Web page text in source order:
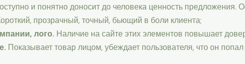
и понятно доносит до человека ценность предложения.
прозрачный, точный, бьющий в боли клиента;
лого. Наличие на сайте этих элементов повышает
Показывает товар лицом, убеждает пользователя, что он